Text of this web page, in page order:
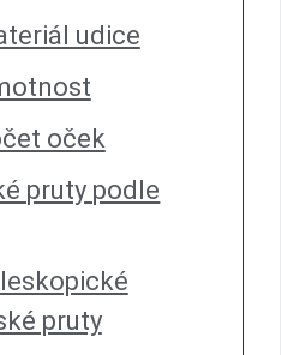
udice
oček
pruty podle
pruty